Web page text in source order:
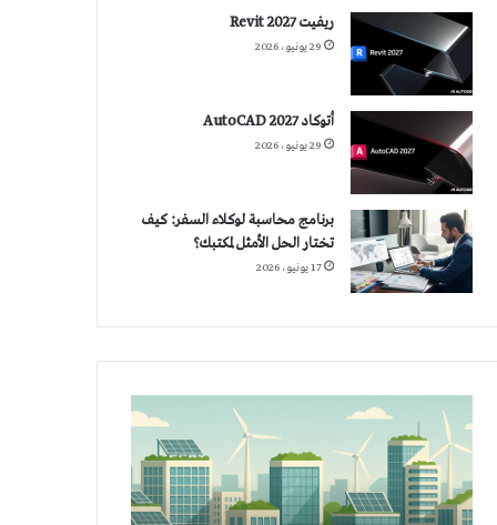
ريفيت 2027 Revit
29 يونيو، 2026
أتوكاد 2027 AutoCAD
29 يونيو، 2026
برنامج محاسبة لوكلاء السفر: كيف
تختار الحل الأمثل لمكتبك؟
17 يونيو، 2026
الحضرية
منخفضة
الكربون